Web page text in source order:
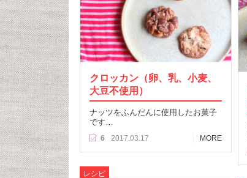
クロッカン（卵、乳、小麦、
大豆不使用）
ナッツをふんだんに使用したお菓子
です…
6 2017.03.17 MORE
レシピ